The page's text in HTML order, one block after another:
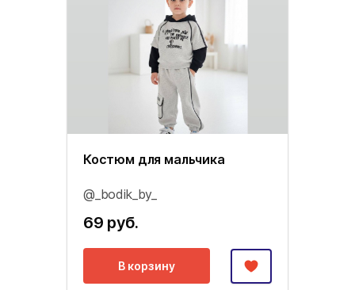
Костюм для мальчика
@_bodik_by_
69 руб.
В корзину